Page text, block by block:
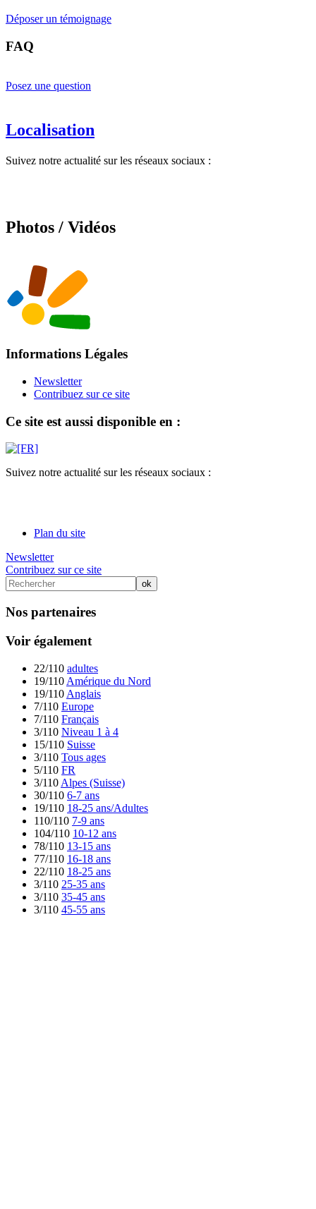
Déposer un témoignage
FAQ
Posez une question
Localisation
Suivez notre actualité sur les réseaux sociaux :
Photos / Vidéos
Informations Légales
Newsletter
Contribuez sur ce site
Ce site est aussi disponible en :
Suivez notre actualité sur les réseaux sociaux :
Plan du site
Newsletter
Contribuez sur ce site
Nos partenaires
Voir également
22/110 adultes
19/110 Amérique du Nord
19/110 Anglais
7/110 Europe
7/110 Français
3/110 Niveau 1 à 4
15/110 Suisse
3/110 Tous ages
5/110 FR
3/110 Alpes (Suisse)
30/110 6-7 ans
19/110 18-25 ans/Adultes
110/110 7-9 ans
104/110 10-12 ans
78/110 13-15 ans
77/110 16-18 ans
22/110 18-25 ans
3/110 25-35 ans
3/110 35-45 ans
3/110 45-55 ans